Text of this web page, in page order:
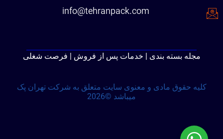
info@tehranpack.com
مجله بسته بندی | خدمات پس از فروش | فرصت شغلی
کلیه حقوق مادی و معنوی سایت متعلق به شرکت تهران پک
میباشد ©2026